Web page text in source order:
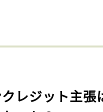
クレジット主張